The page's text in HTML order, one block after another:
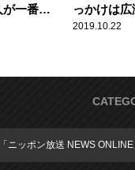
一番ビ
っかけは
「後日、
2019.10.22
「ニッポン放送 NEWS